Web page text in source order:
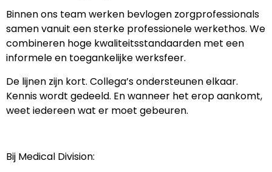
Binnen ons team werken bevlogen zorgprofessionals
samen vanuit een sterke professionele werkethos. We
combineren hoge kwaliteitsstandaarden met een
informele en toegankelijke werksfeer.
De lijnen zijn kort. Collega’s ondersteunen elkaar.
Kennis wordt gedeeld. En wanneer het erop aankomt,
weet iedereen wat er moet gebeuren.
Bij Medical Division: